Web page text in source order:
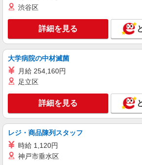
時給：1,850円 ※評価
手当（100％支給） 月収例：1,850円×8時間×17日
＝251,600円 ※交通費全額支給（公共交通機関利
用/私有車不可）
山形県山形市 ※ご自宅から無理なく通勤でき
る範囲のSoftBankショッ
などのイベント会場でご
務先は担当するイベント会
が、いずれもご自宅から通
ます。 ※※転居を伴う転
キープ
アルバイト
ケーズデンキ 山形本店
家電店のレジ応対
時給1,075円〜時給
帯による加給制度：平日
は日曜・祝日の終日は勤
※加給制度は学生スタッ
渋谷区
詳細を見る
大学病院の中材滅菌
月給 254,160円
足立区
詳細を見る
レジ・商品陳列スタッフ
時給 1,120円
神戸市垂水区